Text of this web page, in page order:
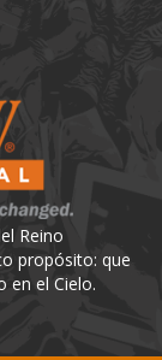
Reino
propósito: que
en el Cielo.